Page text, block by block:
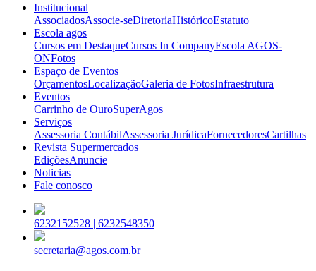
Institucional
AssociadosAssocie-seDiretoriaHistóricoEstatuto
Escola agos
Cursos em DestaqueCursos In CompanyEscola AGOS-
ONFotos
Espaço de Eventos
OrçamentosLocalizaçãoGaleria de FotosInfraestrutura
Eventos
Carrinho de OuroSuperAgos
Serviços
Assessoria ContábilAssessoria JurídicaFornecedoresCartilhas
Revista Supermercados
EdiçõesAnuncie
Noticias
Fale conosco
6232152528 | 6232548350
secretaria@agos.com.br